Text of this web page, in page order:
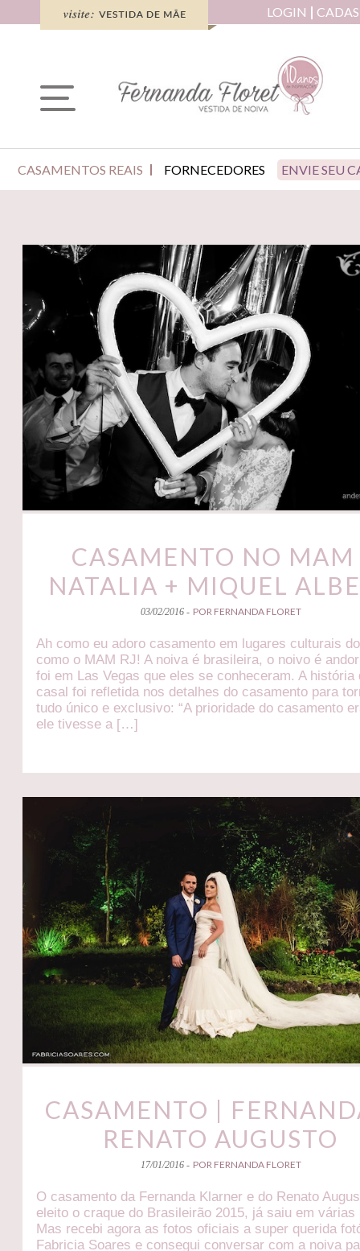
LOGIN
CASAMENTOS REAIS FORNECEDORES ENVIE SEU
CASAMENTO NO
NATALIA + MIQUEL
03/02/2016 - POR FERNANDA FLORET
Ah como eu adoro casamento em lugares culturais
como o MAM RJ! A noiva é brasileira, o noivo é
foi em Las Vegas que eles se conheceram. A história
casal foi refletida nos detalhes do casamento para
tudo único e exclusivo: “A prioridade do casamento
ele tivesse a […]
CASAMENTO |
RENATO AUGUSTO
17/01/2016 - POR FERNANDA FLORET
O casamento da Fernanda Klarner e do Renato
eleito o craque do Brasileirão 2015, já saiu em
Mas recebi agora as fotos oficiais a super querida
Fabricia Soares e consegui conversar com a noiva